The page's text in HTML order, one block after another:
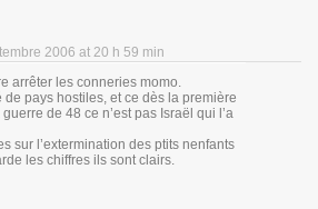
2006 at 20 h 59 min
arrêter les conneries momo.
de pays hostiles, et ce dès la première
de 48 ce n’est pas Israël qui l’a
sur l’extermination des ptits nenfants
les chiffres ils sont clairs.